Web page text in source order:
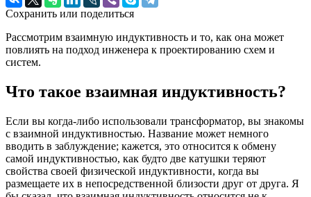
Сохранить или поделиться
Рассмотрим взаимную индуктивность и то, как она может
повлиять на подход инженера к проектированию схем и
систем.
Что такое взаимная индуктивность?
Если вы когда-либо использовали трансформатор, вы знакомы
с взаимной индуктивностью. Название может немного
вводить в заблуждение; кажется, это относится к обмену
самой индуктивностью, как будто две катушки теряют
свойства своей физической индуктивности, когда вы
размещаете их в непосредственной близости друг от друга. Я